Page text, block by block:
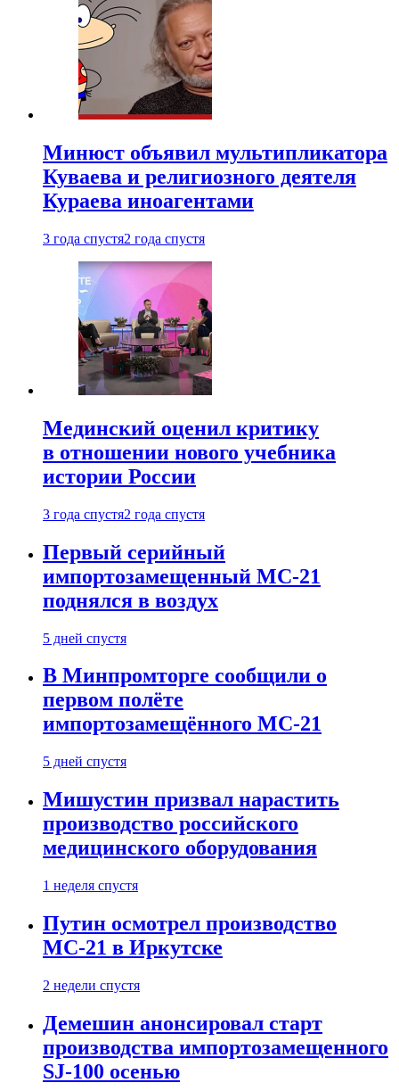
Минюст объявил мультипликатора
Куваева и религиозного деятеля
Кураева иноагентами
3 года спустя2 года спустя
Мединский оценил критику
в отношении нового учебника
истории России
3 года спустя2 года спустя
Первый серийный
импортозамещенный МС-21
поднялся в воздух
5 дней спустя
В Минпромторге сообщили о
первом полёте
импортозамещённого МС-21
5 дней спустя
Мишустин призвал нарастить
производство российского
медицинского оборудования
1 неделя спустя
Путин осмотрел производство
МС-21 в Иркутске
2 недели спустя
Демешин анонсировал старт
производства импортозамещенного
SJ-100 осенью